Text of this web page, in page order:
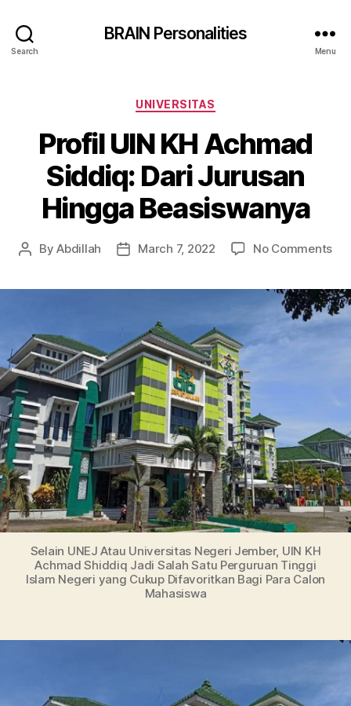
Search
BRAIN Personalities
Menu
Categories
UNIVERSITAS
Profil UIN KH Achmad
Siddiq: Dari Jurusan
Hingga Beasiswanya
PostByAbdillah
PostMarch 7, 2022 No Commentson
KH
Selain UNEJ Atau Universitas Negeri Jember, UIN KH
Achmad Shiddiq Jadi Salah Satu Perguruan Tinggi
Islam Negeri yang Cukup Difavoritkan Bagi Para Calon
Mahasiswa